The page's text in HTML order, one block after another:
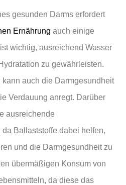
gesunden Darms erfordert
Ernährung auch einige
wichtig, ausreichend Wasser
zu gewährleisten.
auch die Darmgesundheit
Verdauung anregt. Darüber
ausreichende
Ballaststoffe dabei helfen,
und die Darmgesundheit zu
übermäßigen Konsum von
da diese das